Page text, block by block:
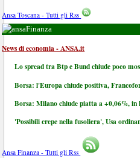
Ansa Toscana - Tutti gli Rss
Finanza
News di economia - ANSA.it
Lo spread tra Btp e Bund chiude poco
Borsa: l'Europa chiude positiva,
Borsa: Milano chiude piatta a +0,06%, in
'Possibili crepe nella fusoliera', Usa
Ansa Finanza - Tutti gli Rss